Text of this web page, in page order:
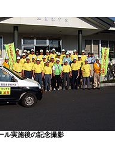
ル実施後の記念撮影